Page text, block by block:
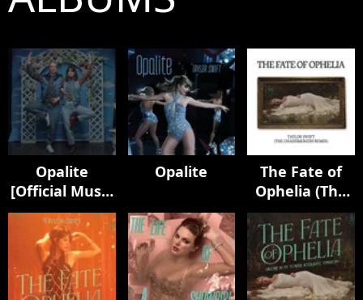
Opalite
[Official Music
Video
(Extended
Versions)]
Opalite
The Fate of
Ophelia (The
Chainsmokers
Remix)